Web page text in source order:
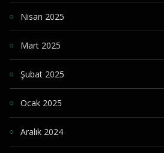
Nisan 2025
Mart 2025
Şubat 2025
Ocak 2025
Aralık 2024